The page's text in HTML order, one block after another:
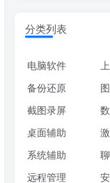
分类列表
电脑软件
备份还原
截图录屏
桌面辅助
系统辅助
远程管理